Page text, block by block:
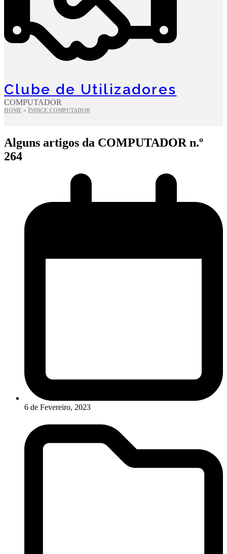
Clube de Utilizadores
COMPUTADOR
HOME » ÍNDICE COMPUTADOR
Alguns artigos da COMPUTADOR n.º
264
6 de Fevereiro, 2023